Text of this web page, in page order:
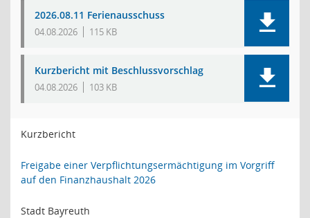
2026.08.11 Ferienausschuss
04.08.2026 115 KB
Kurzbericht mit Beschlussvorschlag
04.08.2026 103 KB
Kurzbericht
Freigabe einer Verpflichtungsermächtigung im Vorgriff
auf den Finanzhaushalt 2026
Stadt Bayreuth